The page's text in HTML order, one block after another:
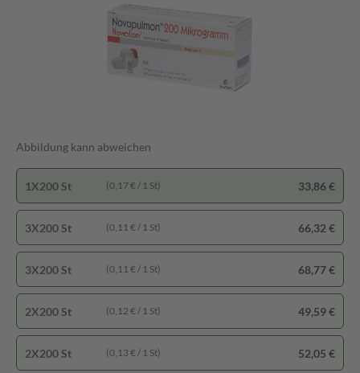
Abbildung kann abweichen
3X200 St (0,11 € / 1 St) 66,32 €
3X200 St (0,11 € / 1 St) 68,77 €
2X200 St (0,12 € / 1 St) 49,59 €
2X200 St (0,13 € / 1 St) 52,05 €
1X200 St (0,17 € / 1 St) 33,86 €